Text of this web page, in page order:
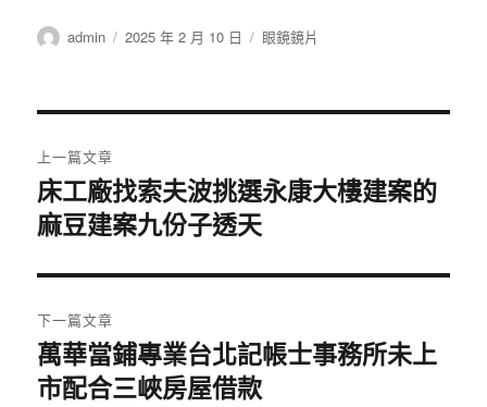
作
admin
發
2025 年 2 月 10 日
分
眼鏡鏡片
章
導
覽
上一篇文章
上
一
文
章:
床工廠找索夫波挑選永康大樓建案的
麻豆建案九份子透天
下一篇文章
下
一
萬華當鋪專業台北記帳士事務所未上
市配合三峽房屋借款